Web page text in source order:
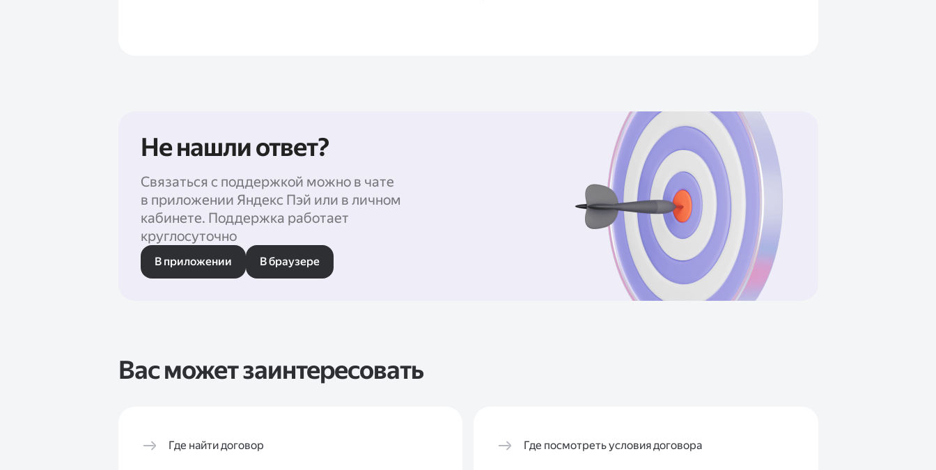
Не нашли ответ?
Связаться с поддержкой можно в чате
в приложении Яндекс Пэй или в личном
кабинете. Поддержка работает
круглосуточно
В приложении В браузере
Вас может заинтересовать
Где найти договор Где посмотреть условия договора